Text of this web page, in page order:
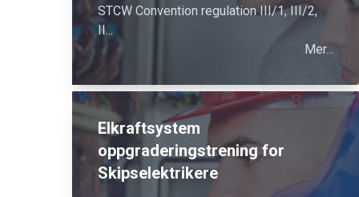
STCW Convention regulation III/1, III/2,
II...
Mer...
Elkraftsystem
oppgraderingstrening for
Skipselektrikere